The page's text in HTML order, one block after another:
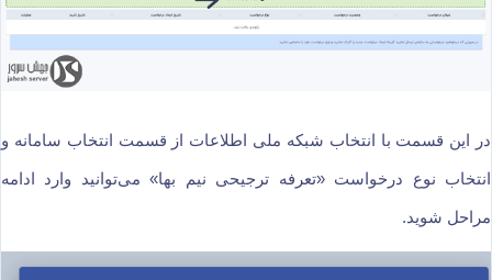
در این قسمت با انتخاب شبکه ملی اطلاعات از قسمت انتخاب سامانه و
انتخاب نوع درخواست «تعرفه ترجیحی نیم بها» می‌توانید وارد ادامه
مراحل شوید.